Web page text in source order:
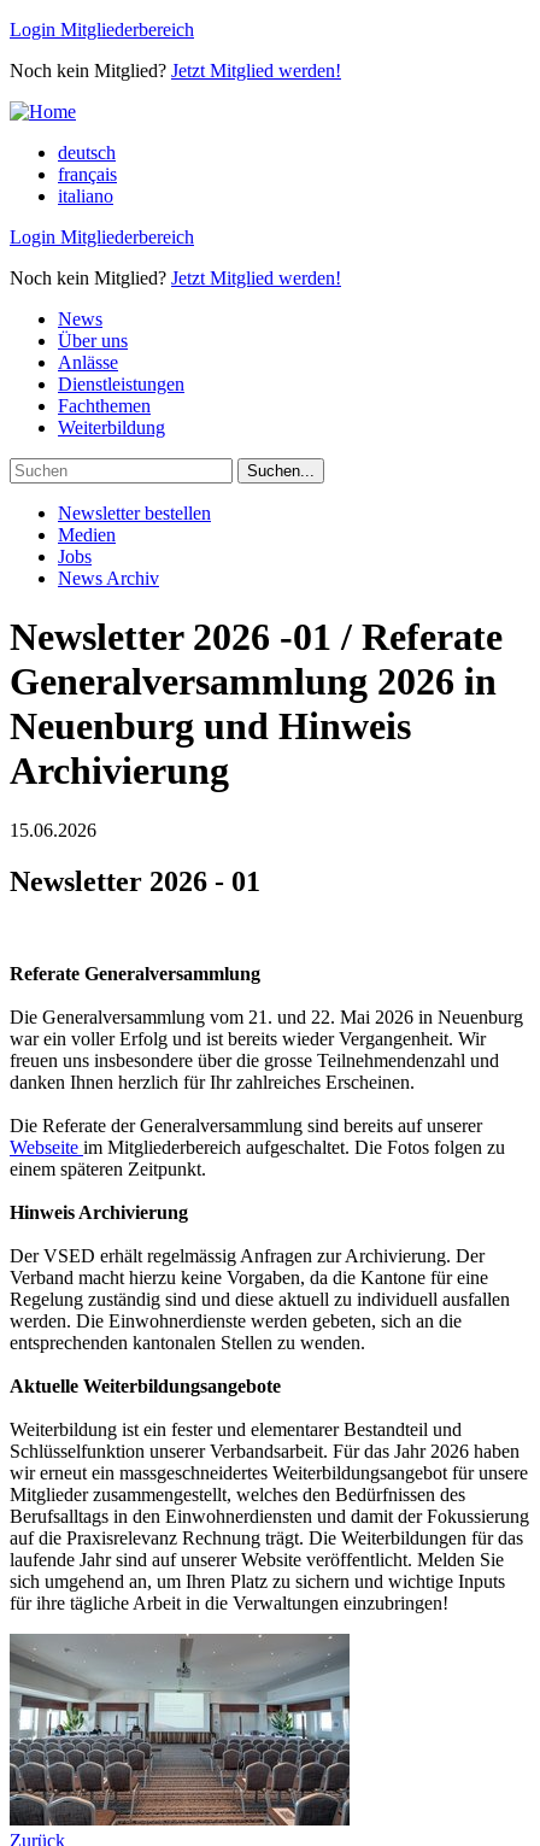
Login Mitgliederbereich
Noch kein Mitglied? Jetzt Mitglied werden!
deutsch
français
italiano
Login Mitgliederbereich
Noch kein Mitglied? Jetzt Mitglied werden!
News
Über uns
Anlässe
Dienstleistungen
Fachthemen
Weiterbildung
Newsletter bestellen
Medien
Jobs
News Archiv
Newsletter 2026 -01 / Referate
Generalversammlung 2026 in
Neuenburg und Hinweis
Archivierung
15.06.2026
Newsletter 2026 - 01
Referate Generalversammlung
Die Generalversammlung vom 21. und 22. Mai 2026 in Neuenburg
war ein voller Erfolg und ist bereits wieder Vergangenheit. Wir
freuen uns insbesondere über die grosse Teilnehmendenzahl und
danken Ihnen herzlich für Ihr zahlreiches Erscheinen.
Die Referate der Generalversammlung sind bereits auf unserer
Webseite im Mitgliederbereich aufgeschaltet. Die Fotos folgen zu
einem späteren Zeitpunkt.
Hinweis Archivierung
Der VSED erhält regelmässig Anfragen zur Archivierung. Der
Verband macht hierzu keine Vorgaben, da die Kantone für eine
Regelung zuständig sind und diese aktuell zu individuell ausfallen
werden. Die Einwohnerdienste werden gebeten, sich an die
entsprechenden kantonalen Stellen zu wenden.
Aktuelle Weiterbildungsangebote
Weiterbildung ist ein fester und elementarer Bestandteil und
Schlüsselfunktion unserer Verbandsarbeit. Für das Jahr 2026 haben
wir erneut ein massgeschneidertes Weiterbildungsangebot für unsere
Mitglieder zusammengestellt, welches den Bedürfnissen des
Berufsalltags in den Einwohnerdiensten und damit der Fokussierung
auf die Praxisrelevanz Rechnung trägt. Die Weiterbildungen für das
laufende Jahr sind auf unserer Website veröffentlicht. Melden Sie
sich umgehend an, um Ihren Platz zu sichern und wichtige Inputs
für ihre tägliche Arbeit in die Verwaltungen einzubringen!
Zurück